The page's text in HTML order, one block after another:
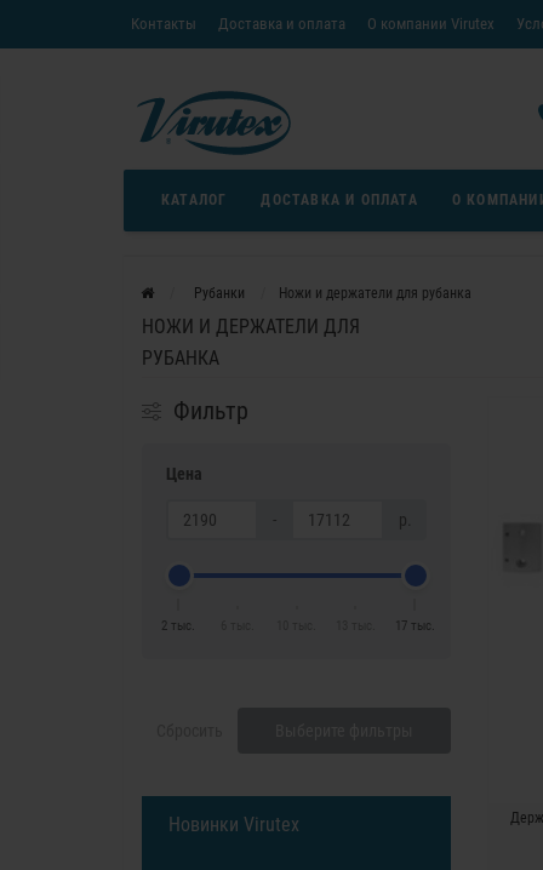
О компании Virutex
Доставка и оплата
Контакты
КАТАЛОГ ДОСТАВКА И ОПЛАТА О
Рубанки Ножи и держатели для рубанка
НОЖИ И ДЕРЖАТЕЛИ ДЛЯ
РУБАНКА
Фильтр
Цена
- р.
2 тыс. 17 тыс.
Новинки Virutex